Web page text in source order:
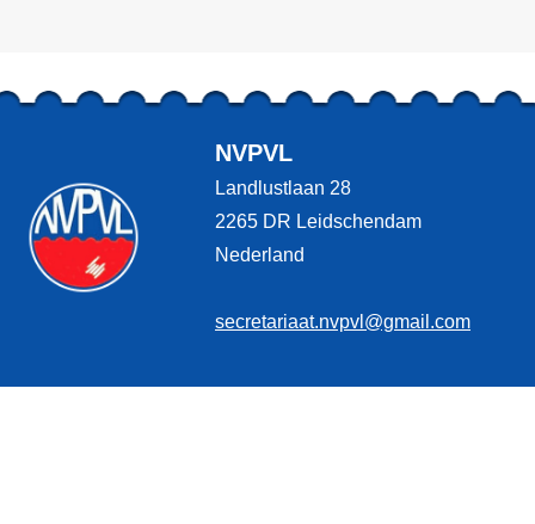
NVPVL
Landlustlaan 28
2265 DR Leidschendam
Nederland
secretariaat.nvpvl@gmail.com